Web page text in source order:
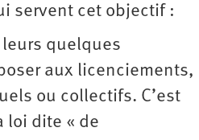
servent cet objectif :
leurs quelques
aux licenciements,
ou collectifs. C’est
loi dite « de